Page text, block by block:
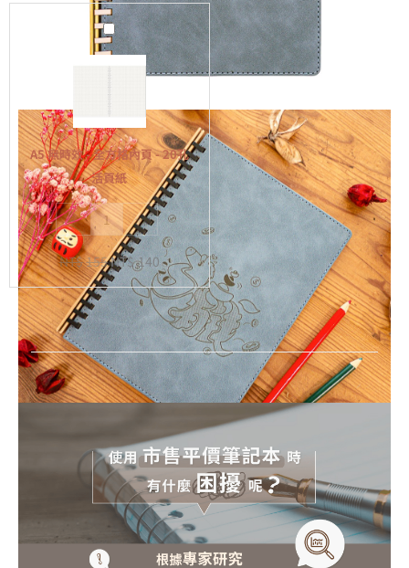
孔
活
頁
A5
無
效
-
全
方
格
內
頁
-
20
活
頁
紙
A5 無時效 - 全方格內頁 - 20孔
活頁紙
- +
NT$155NT$140